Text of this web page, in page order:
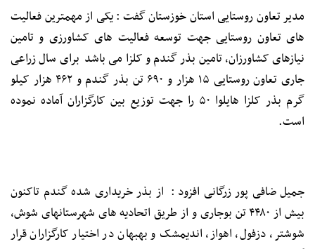
مدیر تعاون روستایی استان خوزستان گفت : یکی از مهمترین فعالیت
های تعاون روستایی جهت توسعه فعالیت های کشاورزی و تامین
نیازهای کشاورزان، تامین بذر گندم و کلزا می باشد برای سال زراعی
جاری تعاون روستایی ۱۵ هزار و ۶۹۰ تن بذر گندم و ۴۶۲ هزار کیلو
گرم بذر کلزا هایلوا ۵۰ را جهت توزیع بین کارگزاران آماده نموده
است.
جمیل ضافی پور زرگانی افزود : از بذر خریداری شده گندم تاکنون
بیش از ۴۴۸۰ تن بوجاری و از طریق اتحادیه های شهرستانهای شوش،
شوشتر، دزفول، اهواز، اندیمشک و بهبهان در اختیار کارگزاران قرار